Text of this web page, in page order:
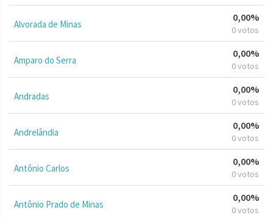
Alvorada de Minas
0,00%
0 votos
Amparo do Serra
0,00%
0 votos
Andradas
0,00%
0 votos
Andrelândia
0,00%
0 votos
Antônio Carlos
0,00%
0 votos
Antônio Prado de Minas
0,00%
0 votos